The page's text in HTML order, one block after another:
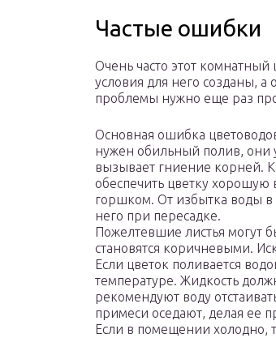
Частые ошибки
Очень часто этот комнатный
условия для него созданы,
проблемы нужно еще раз
Основная ошибка
нужен обильный полив, они
вызывает гниение корней.
обеспечить цветку хорошую
горшком. От избытка воды в
него при пересадке.
Пожелтевшие листья могут
становятся коричневыми.
Если цветок поливается
температуре. Жидкость
рекомендуют воду
примеси оседают, делая ее
Если в помещении холодно,